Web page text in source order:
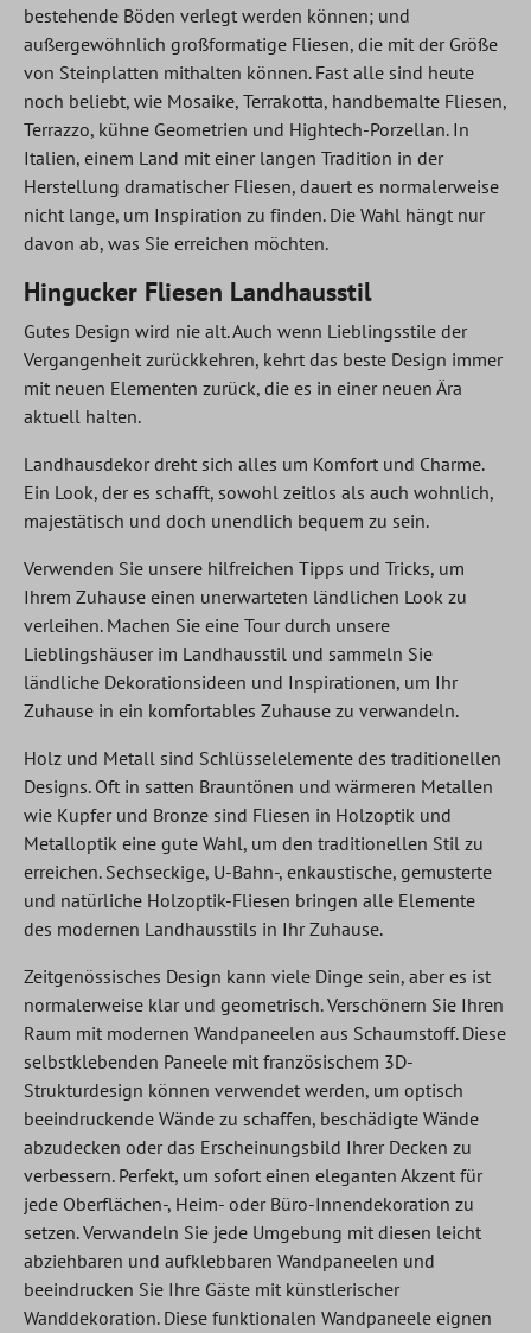
bestehende Böden verlegt werden können; und
außergewöhnlich großformatige Fliesen, die mit der Größe
von Steinplatten mithalten können. Fast alle sind heute
noch beliebt, wie Mosaike, Terrakotta, handbemalte Fliesen,
Terrazzo, kühne Geometrien und Hightech-Porzellan. In
Italien, einem Land mit einer langen Tradition in der
Herstellung dramatischer Fliesen, dauert es normalerweise
nicht lange, um Inspiration zu finden. Die Wahl hängt nur
davon ab, was Sie erreichen möchten.
Hingucker Fliesen Landhausstil
Gutes Design wird nie alt. Auch wenn Lieblingsstile der
Vergangenheit zurückkehren, kehrt das beste Design immer
mit neuen Elementen zurück, die es in einer neuen Ära
aktuell halten.
Landhausdekor dreht sich alles um Komfort und Charme.
Ein Look, der es schafft, sowohl zeitlos als auch wohnlich,
majestätisch und doch unendlich bequem zu sein.
Verwenden Sie unsere hilfreichen Tipps und Tricks, um
Ihrem Zuhause einen unerwarteten ländlichen Look zu
verleihen. Machen Sie eine Tour durch unsere
Lieblingshäuser im Landhausstil und sammeln Sie
ländliche Dekorationsideen und Inspirationen, um Ihr
Zuhause in ein komfortables Zuhause zu verwandeln.
Holz und Metall sind Schlüsselelemente des traditionellen
Designs. Oft in satten Brauntönen und wärmeren Metallen
wie Kupfer und Bronze sind Fliesen in Holzoptik und
Metalloptik eine gute Wahl, um den traditionellen Stil zu
erreichen. Sechseckige, U-Bahn-, enkaustische, gemusterte
und natürliche Holzoptik-Fliesen bringen alle Elemente
des modernen Landhausstils in Ihr Zuhause.
Zeitgenössisches Design kann viele Dinge sein, aber es ist
normalerweise klar und geometrisch. Verschönern Sie Ihren
Raum mit modernen Wandpaneelen aus Schaumstoff. Diese
selbstklebenden Paneele mit französischem 3D-
Strukturdesign können verwendet werden, um optisch
beeindruckende Wände zu schaffen, beschädigte Wände
abzudecken oder das Erscheinungsbild Ihrer Decken zu
verbessern. Perfekt, um sofort einen eleganten Akzent für
jede Oberflächen-, Heim- oder Büro-Innendekoration zu
setzen. Verwandeln Sie jede Umgebung mit diesen leicht
abziehbaren und aufklebbaren Wandpaneelen und
beeindrucken Sie Ihre Gäste mit künstlerischer
Wanddekoration. Diese funktionalen Wandpaneele eignen